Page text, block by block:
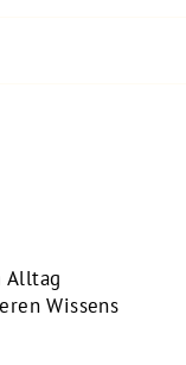
Alltag
Wissens